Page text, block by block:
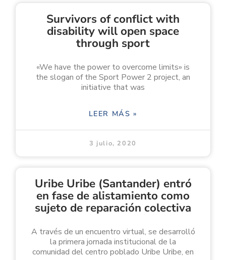
Survivors of conflict with
disability will open space
through sport
«We have the power to overcome limits» is
the slogan of the Sport Power 2 project, an
initiative that was
LEER MÁS »
3 julio, 2020
Uribe Uribe (Santander) entró
en fase de alistamiento como
sujeto de reparación colectiva
A través de un encuentro virtual, se desarrolló
la primera jornada institucional de la
comunidad del centro poblado Uribe Uribe, en